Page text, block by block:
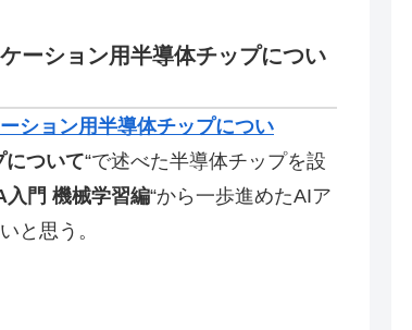
ーション用半導体チップについ
ション用半導体チップについ
について“で述べた半導体チップを設
入門 機械学習編“から一歩進めたAIア
と思う。